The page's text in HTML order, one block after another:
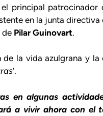
principal patrocinador
en la junta directiva
de Pilar Guinovart.
la vida azulgrana y la
‘.
en algunas
a vivir ahora con el